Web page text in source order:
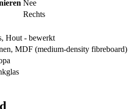
Nee
Rechts
, Hout - bewerkt
, MDF (medium-density fibreboard)